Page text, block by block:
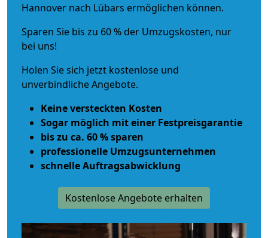
Hannover nach Lübars ermöglichen können.
Sparen Sie bis zu 60 % der Umzugskosten, nur
bei uns!
Holen Sie sich jetzt kostenlose und
unverbindliche Angebote.
Keine versteckten Kosten
Sogar möglich mit einer Festpreisgarantie
bis zu ca. 60 % sparen
professionelle Umzugsunternehmen
schnelle Auftragsabwicklung
Kostenlose Angebote erhalten